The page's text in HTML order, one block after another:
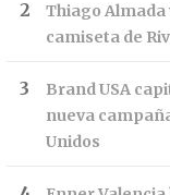
Thiago
camiseta de
Brand USA
nueva
Unidos